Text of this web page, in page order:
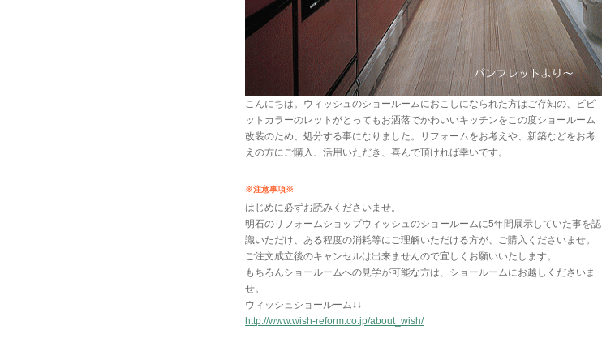
こんにちは。ウィッシュのショールームにおこしになられた方はご存知の、ビビ
ットカラーのレットがとってもお洒落でかわいいキッチンをこの度ショールーム
改装のため、処分する事になりました。リフォームをお考えや、新築などをお考
えの方にご購入、活用いただき、喜んで頂ければ幸いです。
※注意事項※
はじめに必ずお読みくださいませ。
明石のリフォームショップウィッシュのショールームに5年間展示していた事を認
識いただけ、ある程度の消耗等にご理解いただける方が、ご購入くださいませ。
ご注文成立後のキャンセルは出来ませんので宜しくお願いいたします。
もちろんショールームへの見学が可能な方は、ショールームにお越しくださいま
せ。
ウィッシュショールーム↓↓
http://www.wish-reform.co.jp/about_wish/